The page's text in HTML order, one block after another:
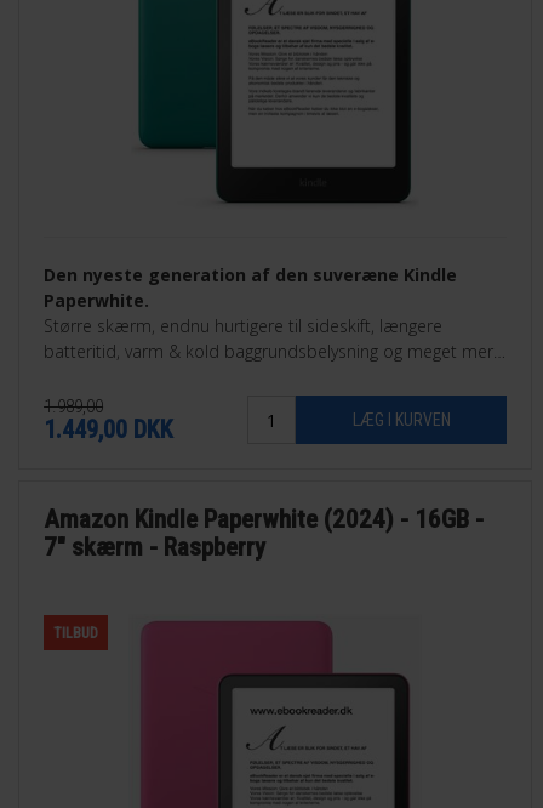
Den nyeste generation af den suveræne Kindle
Paperwhite.
Større skærm, endnu hurtigere til sideskift, længere
batteritid, varm & kold baggrundsbelysning og meget mere.
1.989,00
1.449,00 DKK
Amazon Kindle Paperwhite (2024) - 16GB -
7" skærm - Raspberry
TILBUD